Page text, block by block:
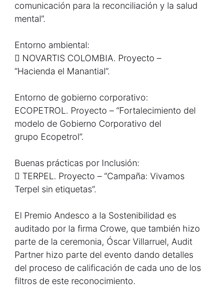
comunicación para la reconciliación y la salud
mental”.
Entorno ambiental:
 NOVARTIS COLOMBIA. Proyecto –
“Hacienda el Manantial”.
Entorno de gobierno corporativo:
ECOPETROL. Proyecto – “Fortalecimiento del
modelo de Gobierno Corporativo del
grupo Ecopetrol”.
Buenas prácticas por Inclusión:
 TERPEL. Proyecto – “Campaña: Vivamos
Terpel sin etiquetas”.
El Premio Andesco a la Sostenibilidad es
auditado por la firma Crowe, que también hizo
parte de la ceremonia, Óscar Villarruel, Audit
Partner hizo parte del evento dando detalles
del proceso de calificación de cada uno de los
filtros de este reconocimiento.